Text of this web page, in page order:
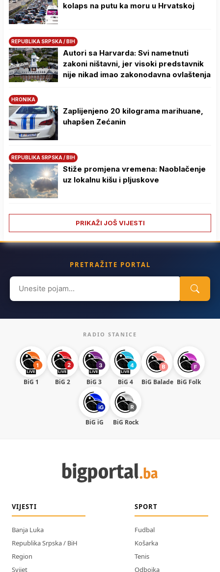
kolaps na putu ka moru u Hrvatskoj
REPUBLIKA SRPSKA / BIH
Autori sa Harvarda: Svi nametnuti
zakoni ništavni, jer visoki predstavnik
nije nikad imao zakonodavna ovlaštenja
HRONIKA
Zaplijenjeno 20 kilograma marihuane,
uhapšen Zećanin
REPUBLIKA SRPSKA / BIH
Stiže promjena vremena: Naoblačenje
uz lokalnu kišu i pljuskove
PRIKAŽI JOŠ VIJESTI
PRETRAŽITE PORTAL
Search
for:
RADIO STANICE
BiG 1 BiG 2 BiG 3 BiG 4 BiG Balade BiG Folk
BiG iG BiG Rock
VIJESTI
Banja Luka
Republika Srpska / BiH
Region
Svijet
SPORT
Fudbal
Košarka
Tenis
Odbojka